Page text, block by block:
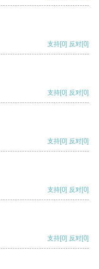
支持[0] 反对[0]
支持[0] 反对[0]
支持[0] 反对[0]
支持[0] 反对[0]
支持[0] 反对[0]